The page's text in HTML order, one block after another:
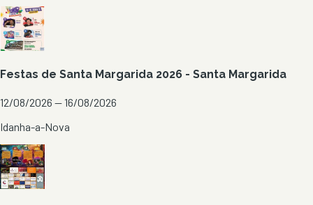
Festas de Santa Margarida 2026 - Santa Margarida
12/08/2026 — 16/08/2026
Idanha-a-Nova